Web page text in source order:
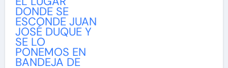
DONDE SE
ESCONDE JUAN
JOSÉ DUQUE Y
SE LO
PONEMOS EN
BANDEJA DE